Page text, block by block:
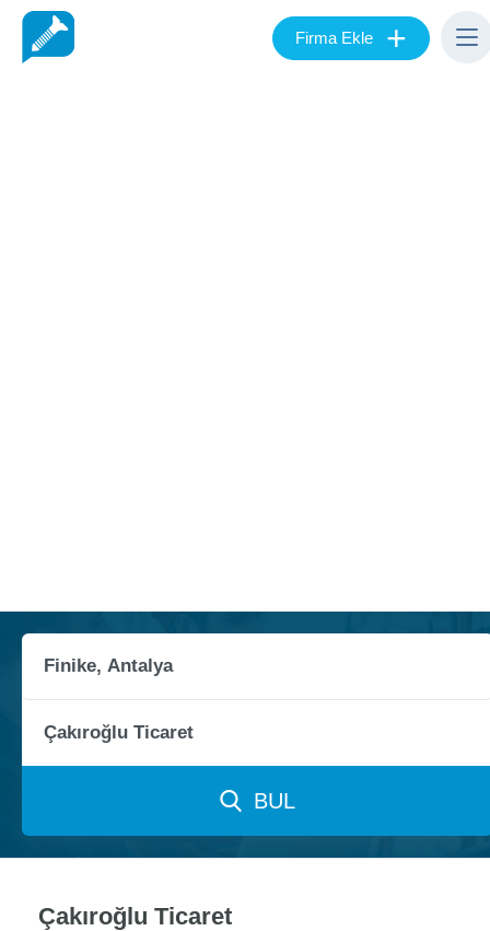
Firma Ekle +
BUL
Çakıroğlu Ticaret